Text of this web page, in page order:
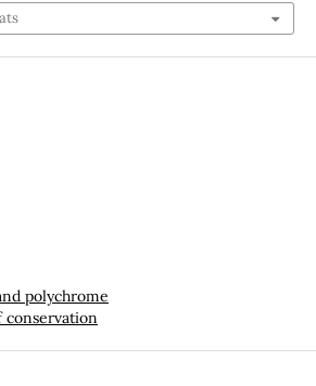
polychrome
conservation